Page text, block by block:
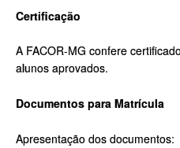
Certificação
A FACOR-MG confere
alunos aprovados.
Documentos para Matrícula
Apresentação dos documentos: